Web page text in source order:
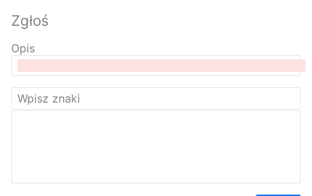
Zgłoś
Opis